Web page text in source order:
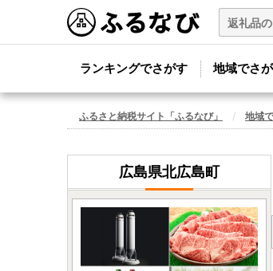
ランキングでさがす 地域でさ
ふるさと納税サイト「ふるなび」 地域
広島県北広島町